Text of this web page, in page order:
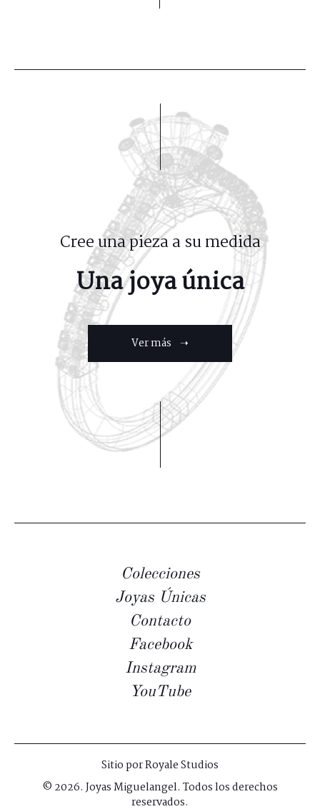
Cree una pieza a su medida
Una joya única
Ver más ➝
Colecciones
Joyas Únicas
Contacto
Facebook
Instagram
YouTube
Sitio porRoyale Studios
© 2026. Joyas Miguelangel. Todos los derechos
reservados.